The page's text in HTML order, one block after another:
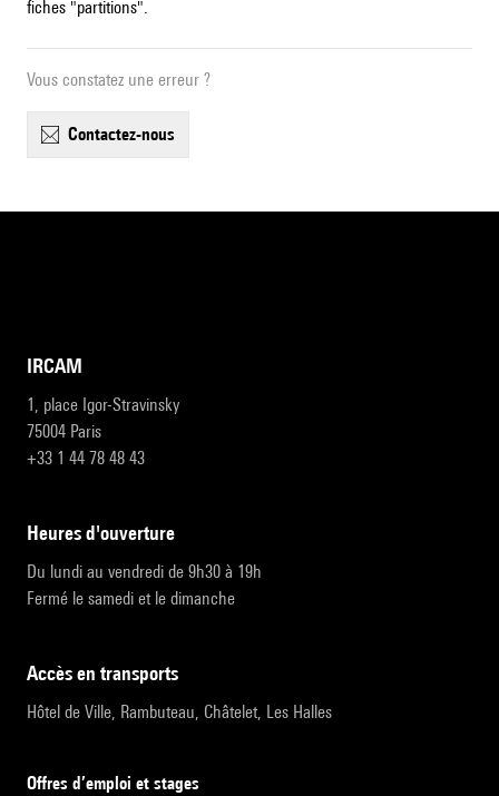
fiches "partitions".
Vous constatez une erreur ?
contactez-nous
IRCAM
1, place Igor-Stravinsky
75004 Paris
+33 1 44 78 48 43
heures d'ouverture
Du lundi au vendredi de 9h30 à 19h
Fermé le samedi et le dimanche
accès en transports
Hôtel de Ville, Rambuteau, Châtelet, Les Halles
Offres d’emploi et stages